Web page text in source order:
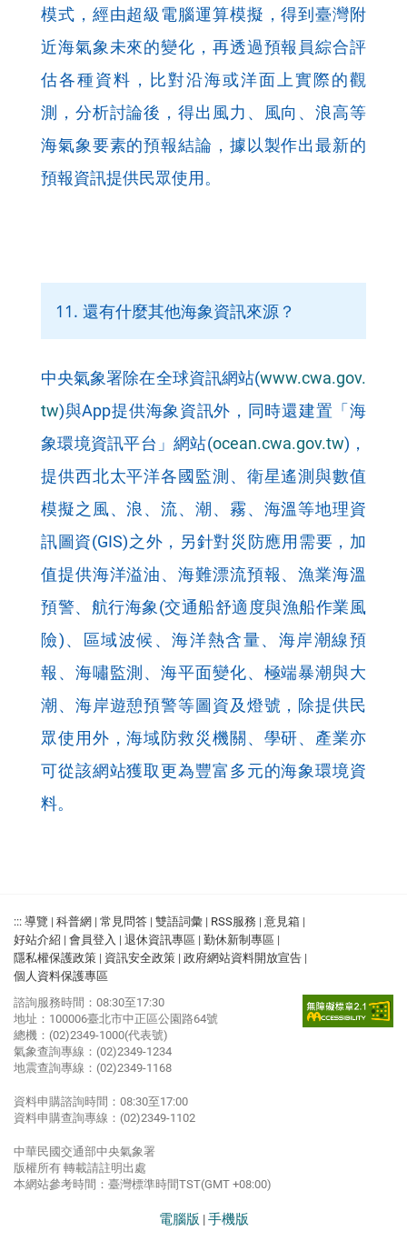
模式，經由超級電腦運算模擬，得到臺灣附
近海氣象未來的變化，再透過預報員綜合評
估各種資料，比對沿海或洋面上實際的觀
測，分析討論後，得出風力、風向、浪高等
海氣象要素的預報結論，據以製作出最新的
預報資訊提供民眾使用。
11. 還有什麼其他海象資訊來源？
中央氣象署除在全球資訊網站(www.cwa.gov.
tw)與App提供海象資訊外，同時還建置「海
象環境資訊平台」網站(ocean.cwa.gov.tw)，
提供西北太平洋各國監測、衛星遙測與數值
模擬之風、浪、流、潮、霧、海溫等地理資
訊圖資(GIS)之外，另針對災防應用需要，加
值提供海洋溢油、海難漂流預報、漁業海溫
預警、航行海象(交通船舒適度與漁船作業風
險)、區域波候、海洋熱含量、海岸潮線預
報、海嘯監測、海平面變化、極端暴潮與大
潮、海岸遊憩預警等圖資及燈號，除提供民
眾使用外，海域防救災機關、學研、產業亦
可從該網站獲取更為豐富多元的海象環境資
料。
::: 導覽 | 科普網 | 常見問答 | 雙語詞彙 | RSS服務 | 意見箱 |
好站介紹 | 會員登入 | 退休資訊專區 | 勤休新制專區 |
隱私權保護政策 | 資訊安全政策 | 政府網站資料開放宣告 |
個人資料保護專區
諮詢服務時間：08:30至17:30
地址：100006臺北市中正區公園路64號
總機：(02)2349-1000(代表號)
氣象查詢專線：(02)2349-1234
地震查詢專線：(02)2349-1168
資料申購諮詢時間：08:30至17:00
資料申購查詢專線：(02)2349-1102
中華民國交通部中央氣象署
版權所有 轉載請註明出處
本網站參考時間：臺灣標準時間TST(GMT +08:00)
電腦版 |手機版